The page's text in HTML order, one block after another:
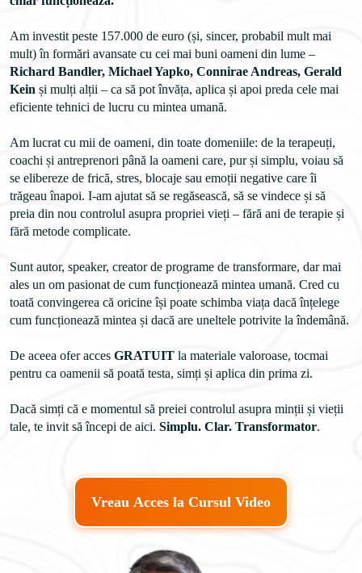
Am investit peste 157.000 de euro (și, sincer, probabil mult mai
mult) în formări avansate cu cei mai buni oameni din lume –
Richard Bandler, Michael Yapko, Connirae Andreas, Gerald
Kein și mulți alții – ca să pot învăța, aplica și apoi preda cele mai
eficiente tehnici de lucru cu mintea umană.
Am lucrat cu mii de oameni, din toate domeniile: de la terapeuți,
coachi și antreprenori până la oameni care, pur și simplu, voiau să
se elibereze de frică, stres, blocaje sau emoții negative care îi
trăgeau înapoi. I-am ajutat să se regăsească, să se vindece și să
preia din nou controlul asupra propriei vieți – fără ani de terapie și
fără metode complicate.
Sunt autor, speaker, creator de programe de transformare, dar mai
ales un om pasionat de cum funcționează mintea umană. Cred cu
toată convingerea că oricine își poate schimba viața dacă înțelege
cum funcționează mintea și dacă are uneltele potrivite la îndemână.
De aceea ofer acces GRATUIT la materiale valoroase, tocmai
Dacă simți că e momentul să preiei controlul asupra minții și vieții
tale, te invit să începi de aici. Simplu. Clar. Transformator.
Vreau Acces la Cursul Video